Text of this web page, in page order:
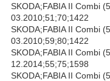
SKODA;FABIA II Combi
03.2010;51;70;1422
SKODA;FABIA II Combi
03.2010;59;80;1422
SKODA;FABIA II Combi
12.2014;55;75;1598
SKODA;FABIA II Combi